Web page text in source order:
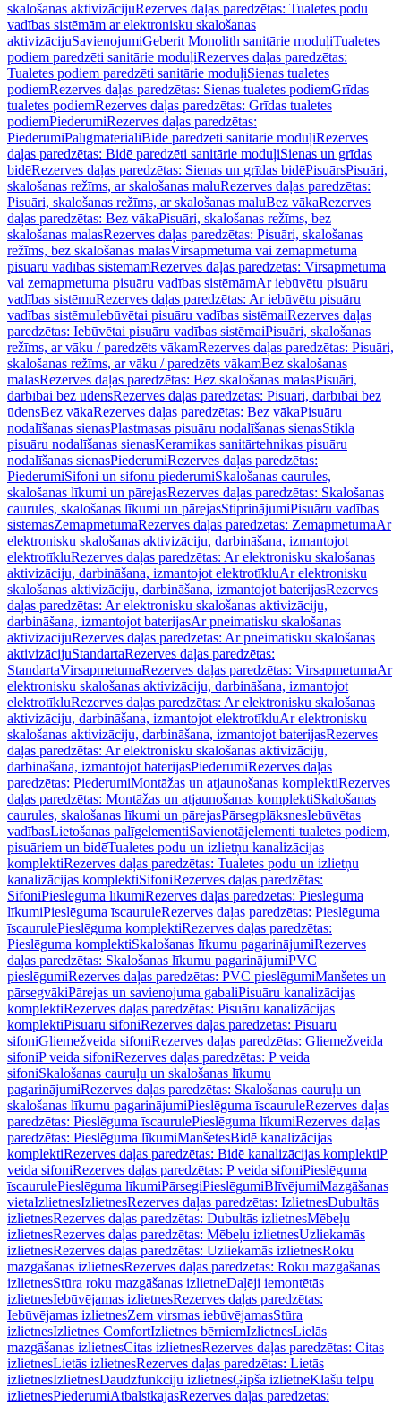
skalošanas aktivizācijuRezerves daļas paredzētas: Tualetes podu
vadības sistēmām ar elektronisku skalošanas
aktivizācijuSavienojumiGeberit Monolith sanitārie moduļiTualetes
podiem paredzēti sanitārie moduļiRezerves daļas paredzētas:
Tualetes podiem paredzēti sanitārie moduļiSienas tualetes
podiemRezerves daļas paredzētas: Sienas tualetes podiemGrīdas
tualetes podiemRezerves daļas paredzētas: Grīdas tualetes
podiemPiederumiRezerves daļas paredzētas:
PiederumiPalīgmateriāliBidē paredzēti sanitārie moduļiRezerves
daļas paredzētas: Bidē paredzēti sanitārie moduļiSienas un grīdas
bidēRezerves daļas paredzētas: Sienas un grīdas bidēPisuārsPisuāri,
skalošanas režīms, ar skalošanas maluRezerves daļas paredzētas:
Pisuāri, skalošanas režīms, ar skalošanas maluBez vākaRezerves
daļas paredzētas: Bez vākaPisuāri, skalošanas režīms, bez
skalošanas malasRezerves daļas paredzētas: Pisuāri, skalošanas
režīms, bez skalošanas malasVirsapmetuma vai zemapmetuma
pisuāru vadības sistēmāmRezerves daļas paredzētas: Virsapmetuma
vai zemapmetuma pisuāru vadības sistēmāmAr iebūvētu pisuāru
vadības sistēmuRezerves daļas paredzētas: Ar iebūvētu pisuāru
vadības sistēmuIebūvētai pisuāru vadības sistēmaiRezerves daļas
paredzētas: Iebūvētai pisuāru vadības sistēmaiPisuāri, skalošanas
režīms, ar vāku / paredzēts vākamRezerves daļas paredzētas: Pisuāri,
skalošanas režīms, ar vāku / paredzēts vākamBez skalošanas
malasRezerves daļas paredzētas: Bez skalošanas malasPisuāri,
darbībai bez ūdensRezerves daļas paredzētas: Pisuāri, darbībai bez
ūdensBez vākaRezerves daļas paredzētas: Bez vākaPisuāru
nodalīšanas sienasPlastmasas pisuāru nodalīšanas sienasStikla
pisuāru nodalīšanas sienasKeramikas sanitārtehnikas pisuāru
nodalīšanas sienasPiederumiRezerves daļas paredzētas:
PiederumiSifoni un sifonu piederumiSkalošanas caurules,
skalošanas līkumi un pārejasRezerves daļas paredzētas: Skalošanas
caurules, skalošanas līkumi un pārejasStiprinājumiPisuāru vadības
sistēmasZemapmetumaRezerves daļas paredzētas: ZemapmetumaAr
elektronisku skalošanas aktivizāciju, darbināšana, izmantojot
elektrotīkluRezerves daļas paredzētas: Ar elektronisku skalošanas
aktivizāciju, darbināšana, izmantojot elektrotīkluAr elektronisku
skalošanas aktivizāciju, darbināšana, izmantojot baterijasRezerves
daļas paredzētas: Ar elektronisku skalošanas aktivizāciju,
darbināšana, izmantojot baterijasAr pneimatisku skalošanas
aktivizācijuRezerves daļas paredzētas: Ar pneimatisku skalošanas
aktivizācijuStandartaRezerves daļas paredzētas:
StandartaVirsapmetumaRezerves daļas paredzētas: VirsapmetumaAr
elektronisku skalošanas aktivizāciju, darbināšana, izmantojot
elektrotīkluRezerves daļas paredzētas: Ar elektronisku skalošanas
aktivizāciju, darbināšana, izmantojot elektrotīkluAr elektronisku
skalošanas aktivizāciju, darbināšana, izmantojot baterijasRezerves
daļas paredzētas: Ar elektronisku skalošanas aktivizāciju,
darbināšana, izmantojot baterijasPiederumiRezerves daļas
paredzētas: PiederumiMontāžas un atjaunošanas komplektiRezerves
daļas paredzētas: Montāžas un atjaunošanas komplektiSkalošanas
caurules, skalošanas līkumi un pārejasPārsegplāksnesIebūvētas
vadībasLietošanas palīgelementiSavienotājelementi tualetes podiem,
pisuāriem un bidēTualetes podu un izlietņu kanalizācijas
komplektiRezerves daļas paredzētas: Tualetes podu un izlietņu
kanalizācijas komplektiSifoniRezerves daļas paredzētas:
SifoniPieslēguma līkumiRezerves daļas paredzētas: Pieslēguma
līkumiPieslēguma īscauruleRezerves daļas paredzētas: Pieslēguma
īscaurulePieslēguma komplektiRezerves daļas paredzētas:
Pieslēguma komplektiSkalošanas līkumu pagarinājumiRezerves
daļas paredzētas: Skalošanas līkumu pagarinājumiPVC
pieslēgumiRezerves daļas paredzētas: PVC pieslēgumiManšetes un
pārsegvākiPārejas un savienojuma gabaliPisuāru kanalizācijas
komplektiRezerves daļas paredzētas: Pisuāru kanalizācijas
komplektiPisuāru sifoniRezerves daļas paredzētas: Pisuāru
sifoniGliemežveida sifoniRezerves daļas paredzētas: Gliemežveida
sifoniP veida sifoniRezerves daļas paredzētas: P veida
sifoniSkalošanas cauruļu un skalošanas līkumu
pagarinājumiRezerves daļas paredzētas: Skalošanas cauruļu un
skalošanas līkumu pagarinājumiPieslēguma īscauruleRezerves daļas
paredzētas: Pieslēguma īscaurulePieslēguma līkumiRezerves daļas
paredzētas: Pieslēguma līkumiManšetesBidē kanalizācijas
komplektiRezerves daļas paredzētas: Bidē kanalizācijas komplektiP
veida sifoniRezerves daļas paredzētas: P veida sifoniPieslēguma
īscaurulePieslēguma līkumiPārsegiPieslēgumiBlīvējumiMazgāšanas
vietaIzlietnesIzlietnesRezerves daļas paredzētas: IzlietnesDubultās
izlietnesRezerves daļas paredzētas: Dubultās izlietnesMēbeļu
izlietnesRezerves daļas paredzētas: Mēbeļu izlietnesUzliekamās
izlietnesRezerves daļas paredzētas: Uzliekamās izlietnesRoku
mazgāšanas izlietnesRezerves daļas paredzētas: Roku mazgāšanas
izlietnesStūra roku mazgāšanas izlietneDaļēji iemontētās
izlietnesIebūvējamas izlietnesRezerves daļas paredzētas:
Iebūvējamas izlietnesZem virsmas iebūvējamasStūra
izlietnesIzlietnes ComfortIzlietnes bērniemIzlietnesLielās
mazgāšanas izlietnesCitas izlietnesRezerves daļas paredzētas: Citas
izlietnesLietās izlietnesRezerves daļas paredzētas: Lietās
izlietnesIzlietnesDaudzfunkciju izlietnesĢipša izlietneKlašu telpu
izlietnesPiederumiAtbalstkājasRezerves daļas paredzētas: